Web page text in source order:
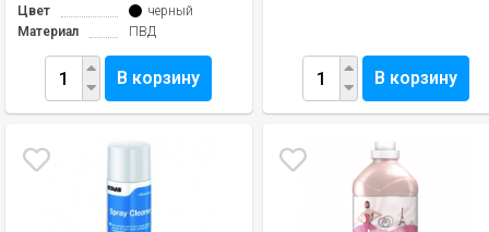
Цвет
черный
Материал
ПВД
В корзину В корзину